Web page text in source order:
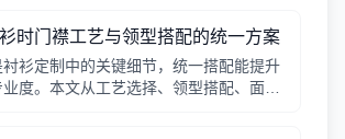
时门襟工艺与领型搭配的统一方案
衫定制中的关键细节，统一搭配能提升
度。本文从工艺选择、领型搭配、面料